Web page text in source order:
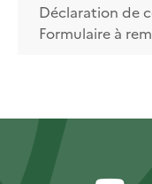
Déclaration de
Formulaire à